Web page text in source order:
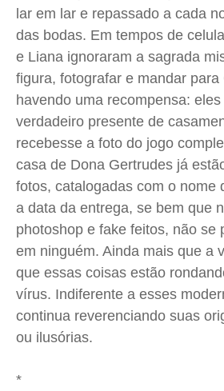
lar em lar e repassado a cada
das bodas. Em tempos de
e Liana ignoraram a sagrada
figura, fotografar e mandar
havendo uma recompensa:
verdadeiro presente de
recebesse a foto do jogo
casa de Dona Gertrudes já
fotos, catalogadas com o nome
a data da entrega, se bem que
photoshop e fake feitos, não se
em ninguém. Ainda mais que a
que essas coisas estão
vírus. Indiferente a esses
continua reverenciando suas
ou ilusórias.
*